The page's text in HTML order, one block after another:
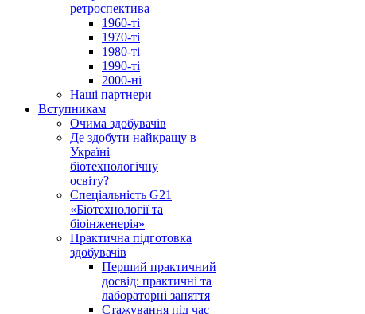
ретроспектива
1960-ті
1970-ті
1980-ті
1990-ті
2000-ні
Наші партнери
Вступникам
Очима здобувачів
Де здобути найкращу в
Україні
біотехнологічну
освіту?
Спеціальність G21
«Біотехнології та
біоінженерія»
Практична підготовка
здобувачів
Перший практичний
досвід: практичні та
лабораторні заняття
Стажування під час